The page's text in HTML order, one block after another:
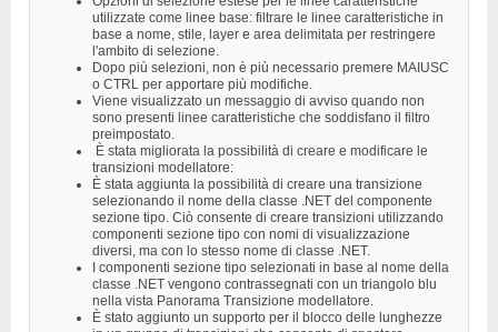
utilizzate come linee base: filtrare le linee caratteristiche in
base a nome, stile, layer e area delimitata per restringere
l'ambito di selezione.
Dopo più selezioni, non è più necessario premere MAIUSC
o CTRL per apportare più modifiche.
Viene visualizzato un messaggio di avviso quando non
sono presenti linee caratteristiche che soddisfano il filtro
preimpostato.
È stata migliorata la possibilità di creare e modificare le
transizioni modellatore:
È stata aggiunta la possibilità di creare una transizione
selezionando il nome della classe .NET del componente
sezione tipo. Ciò consente di creare transizioni utilizzando
componenti sezione tipo con nomi di visualizzazione
diversi, ma con lo stesso nome di classe .NET.
I componenti sezione tipo selezionati in base al nome della
classe .NET vengono contrassegnati con un triangolo blu
nella vista Panorama Transizione modellatore.
È stato aggiunto un supporto per il blocco delle lunghezze